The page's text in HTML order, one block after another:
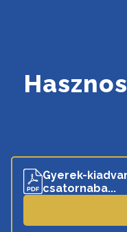
Gyerek-
csatornaba...